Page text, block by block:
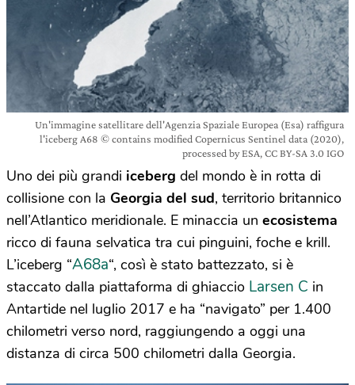
Un'immagine satellitare dell'Agenzia Spaziale Europea (Esa) raffigura
l'iceberg A68 © contains modified Copernicus Sentinel data (2020),
processed by ESA, CC BY-SA 3.0 IGO
Uno dei più grandi iceberg del mondo è in rotta di
collisione con la Georgia del sud, territorio britannico
nell’Atlantico meridionale. E minaccia un ecosistema
ricco di fauna selvatica tra cui pinguini, foche e krill.
L’iceberg “A68a“, così è stato battezzato, si è
staccato dalla piattaforma di ghiaccio Larsen C in
Antartide nel luglio 2017 e ha “navigato” per 1.400
chilometri verso nord, raggiungendo a oggi una
distanza di circa 500 chilometri dalla Georgia.